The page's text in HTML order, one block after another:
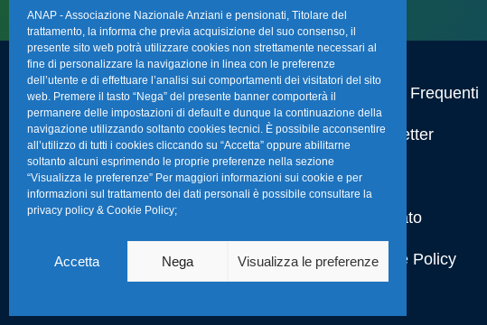
ANAP - Associazione Nazionale Anziani e pensionati, Titolare del
trattamento, la informa che previa acquisizione del suo consenso, il
presente sito web potrà utilizzare cookies non strettamente necessari al
fine di personalizzare la navigazione in linea con le preferenze
dell’utente e di effettuare l’analisi sui comportamenti dei visitatori del sito
web. Premere il tasto “Nega” del presente banner comporterà il
permanere delle impostazioni di default e dunque la continuazione della
navigazione utilizzando soltanto cookies tecnici. È possibile acconsentire
all’utilizzo di tutti i cookies cliccando su “Accetta” oppure abilitarne
soltanto alcuni esprimendo le proprie preferenze nella sezione
“Visualizza le preferenze” Per maggiori informazioni sui cookie e per
informazioni sul trattamento dei dati personali è possibile consultare la
privacy policy & Cookie Policy;
Accetta Nega Visualizza le preferenze
Sede Nazionale Anap Confartigianato:
Indirizzo: Via S. Giovanni in Laterano,
152 – 00184 Roma RM
Telefono: 0670374202
E-mail: anap@confartigianato.it
FAQ – Domande Frequenti
La nostra Newsletter
Link Utili
TG Confartigianato
Privacy & Cookie Policy